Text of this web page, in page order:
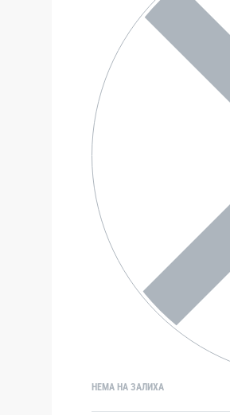
НЕМА НА ЗАЛИХА